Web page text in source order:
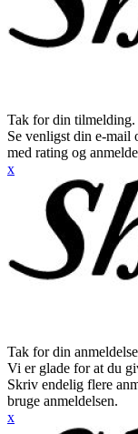
Tak for din tilmelding.
Se venligst din e-mail
med rating og
x
Tak for din anmeldelse
Vi er glade for at du
Skriv endelig flere
bruge anmeldelsen.
x